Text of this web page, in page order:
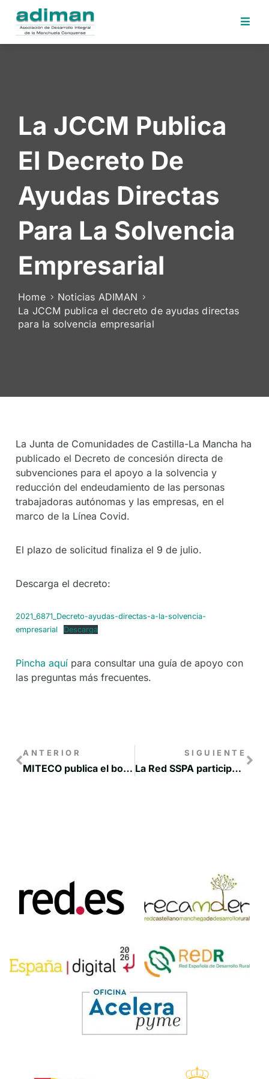
Desafios
Electrónica
Contratante
Noticias
Contacto
Area
La JCCM Publica
El Decreto De
Ayudas Directas
Para La Solvencia
Empresarial
Home
Noticias ADIMAN
La JCCM publica el decreto de ayudas directas
para la solvencia empresarial
La Junta de Comunidades de Castilla-La Mancha ha
publicado el Decreto de concesión directa de
subvenciones para el apoyo a la solvencia y
reducción del endeudamiento de las personas
trabajadoras autónomas y las empresas, en el
marco de la Línea Covid.
El plazo de solicitud finaliza el 9 de julio.
Descarga el decreto:
2021_6871_Decreto-ayudas-directas-a-la-solvencia-
empresarial
Descarga
Pincha aquí para consultar una guía de apoyo con
las preguntas más frecuentes.
ANTERIOR
MITECO publica el borrador de la Orden Ministerial para la financiación de proyectos innovadores para la transformación territorial y la lucha contra la despoblación
SIGUIENTE
La Red SSPA participará en el curso ‘Reto demográfico y despoblación’